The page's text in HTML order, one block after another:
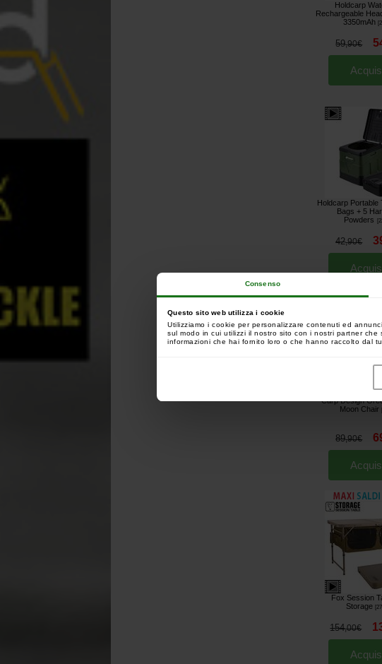
Consenso
Questo sito web utilizza i cookie
Utilizziamo i cookie per personalizzare contenuti ed
sul modo in cui utilizzi il nostro sito con i nostri partner
informazioni che hai fornito loro o che hanno raccolto dal
Holdcarp
Rechargeable
3350mAh [
59,90€
Holdcarp Portable
Bags + 5
Powders
42,90€
Carp Design
Moon Chair
89,90€
Fox Session
Storage [
154,00€